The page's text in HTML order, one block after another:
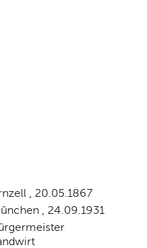
, 20.05.1867
, 24.09.1931